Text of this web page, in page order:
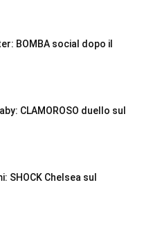
BOMBA social dopo il
CLAMOROSO duello sul
SHOCK Chelsea sul